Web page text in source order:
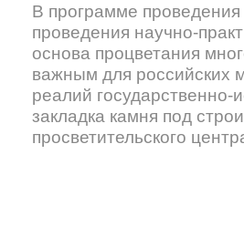
В программе
проведения научно-
основа процветания
важным для российских
реалий
закладка камня под
просветительского